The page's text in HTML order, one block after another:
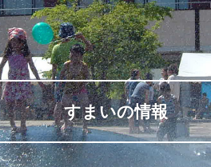
すまいの情報